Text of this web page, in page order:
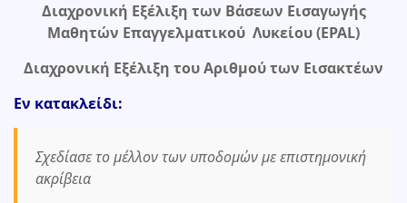
Διαχρονική Εξέλιξη των Βάσεων Εισαγωγής
Μαθητών Επαγγελματικού Λυκείου (EPAL)
Διαχρονική Εξέλιξη του Αριθμού των Εισακτέων
Εν κατακλείδι:
Σχεδίασε το μέλλον των υποδομών με επιστημονική
ακρίβεια